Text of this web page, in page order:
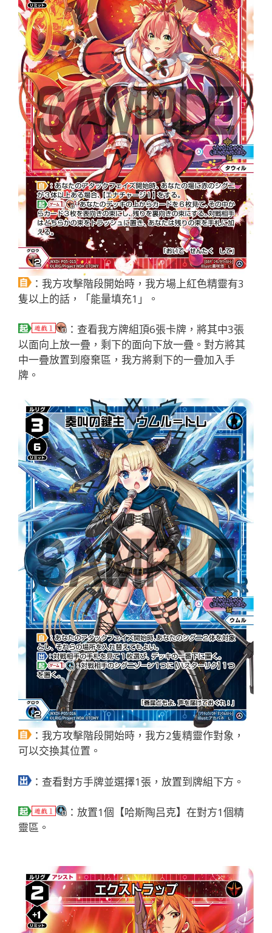
：我方攻擊階段開始時，我方場上紅色精靈有3
隻以上的話，「能量填充1」。
：查看我方牌組頂6張卡牌，將其中3張
以面向上放一疊，剩下的面向下放一疊。對方將其
中一疊放置到廢棄區，我方將剩下的一疊加入手
牌。
：我方攻擊階段開始時，我方2隻精靈作對象，
可以交換其位置。
：查看對方手牌並選擇1張，放置到牌組下方。
：放置1個【哈斯陶吕克】在對方1個精
靈區。